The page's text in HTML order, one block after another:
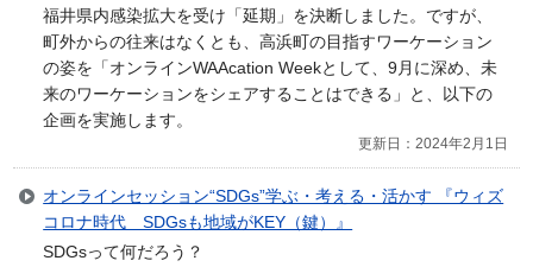
福井県内感染拡大を受け「延期」を決断しました。ですが、
町外からの往来はなくとも、高浜町の目指すワーケーション
の姿を「オンラインWAAcation Weekとして、9月に深め、未
来のワーケーションをシェアすることはできる」と、以下の
企画を実施します。
更新日：2024年2月1日
オンラインセッション“SDGs”学ぶ・考える・活かす 『ウィズ
コロナ時代 SDGsも地域がKEY（鍵）』
SDGsって何だろう？